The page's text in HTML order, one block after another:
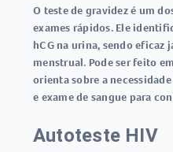
O teste de gravidezé um
exames rápidos. Ele
hCG na urina, sendo eficaz
menstrual. Pode ser feito
orienta sobre a
e exame de sangue para
Autoteste HIV